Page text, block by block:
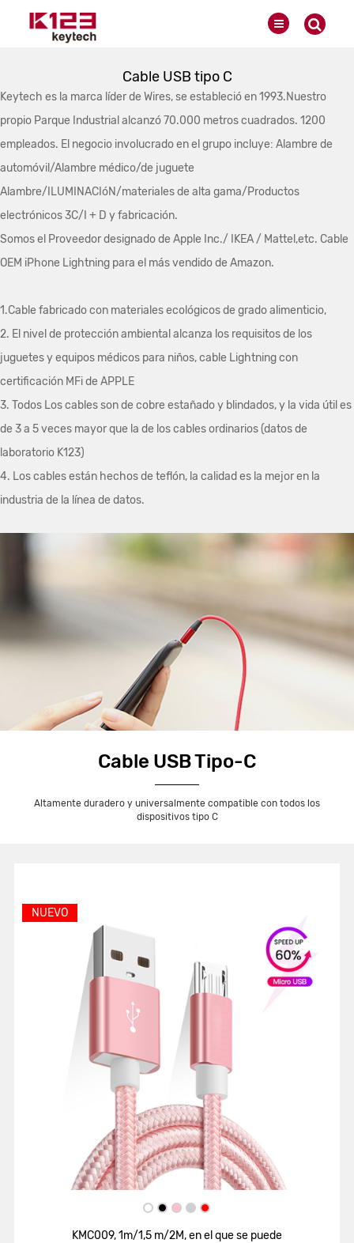
Cable USB tipo C
Keytech es la marca líder de Wires, se estableció en 1993.Nuestro
propio Parque Industrial alcanzó 70.000 metros cuadrados. 1200
empleados. El negocio involucrado en el grupo incluye: Alambre de
automóvil/Alambre médico/de juguete
Alambre/ILUMINACIóN/materiales de alta gama/Productos
electrónicos 3C/I + D y fabricación.
Somos el Proveedor designado de Apple Inc./ IKEA / Mattel,etc. Cable
OEM iPhone Lightning para el más vendido de Amazon.
1.Cable fabricado con materiales ecológicos de grado alimenticio,
2. El nivel de protección ambiental alcanza los requisitos de los
juguetes y equipos médicos para niños, cable Lightning con
certificación MFi de APPLE
3. Todos Los cables son de cobre estañado y blindados, y la vida útil es
de 3 a 5 veces mayor que la de los cables ordinarios (datos de
laboratorio K123)
4. Los cables están hechos de teflón, la calidad es la mejor en la
industria de la línea de datos.
Cable USB Tipo-C
Altamente duradero y universalmente compatible con todos los
dispositivos tipo C
NUEVO
KMC009, 1m/1,5 m/2M, en el que se puede